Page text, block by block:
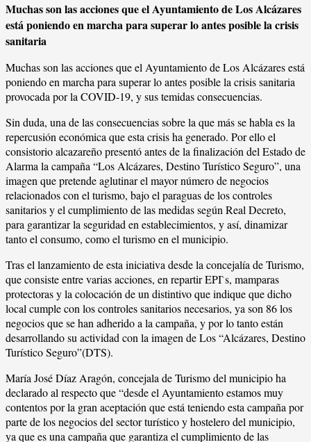
Muchas son las acciones que el Ayuntamiento de Los Alcázares
está poniendo en marcha para superar lo antes posible la crisis
sanitaria
Muchas son las acciones que el Ayuntamiento de Los Alcázares está
poniendo en marcha para superar lo antes posible la crisis sanitaria
provocada por la COVID-19, y sus temidas consecuencias.
Sin duda, una de las consecuencias sobre la que más se habla es la
repercusión económica que esta crisis ha generado. Por ello el
consistorio alcazareño presentó antes de la finalización del Estado de
Alarma la campaña “Los Alcázares, Destino Turístico Seguro”, una
imagen que pretende aglutinar el mayor número de negocios
relacionados con el turismo, bajo el paraguas de los controles
sanitarios y el cumplimiento de las medidas según Real Decreto,
para garantizar la seguridad en establecimientos, y así, dinamizar
tanto el consumo, como el turismo en el municipio.
Tras el lanzamiento de esta iniciativa desde la concejalía de Turismo,
que consiste entre varias acciones, en repartir EPI`s, mamparas
protectoras y la colocación de un distintivo que indique que dicho
local cumple con los controles sanitarios necesarios, ya son 86 los
negocios que se han adherido a la campaña, y por lo tanto están
desarrollando su actividad con la imagen de Los “Alcázares, Destino
Turístico Seguro”(DTS).
María José Díaz Aragón, concejala de Turismo del municipio ha
declarado al respecto que “desde el Ayuntamiento estamos muy
contentos por la gran aceptación que está teniendo esta campaña por
parte de los negocios del sector turístico y hostelero del municipio,
ya que es una campaña que garantiza el cumplimiento de las